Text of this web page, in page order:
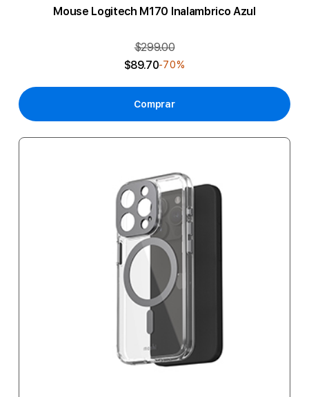
Mouse Logitech M170 Inalambrico Azul
$299.00
$89.70-70%
Comprar